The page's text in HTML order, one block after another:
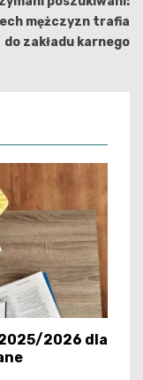
mężczyzn trafia
do zakładu karnego
2026 dla